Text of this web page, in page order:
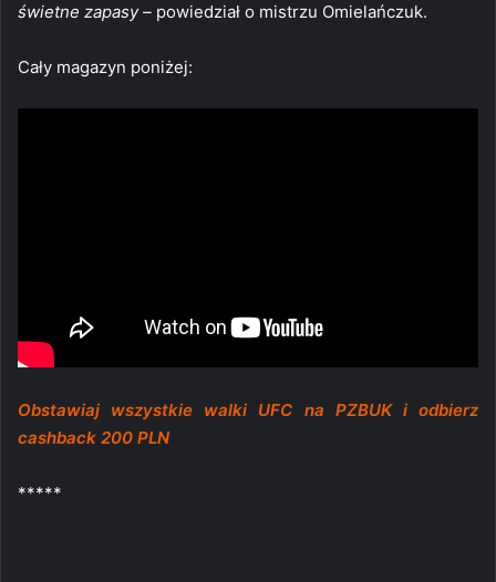
świetne zapasy – powiedział o mistrzu Omielańczuk.
Cały magazyn poniżej:
Obstawiaj wszystkie walki UFC na PZBUK i odbierz
cashback 200 PLN
*****